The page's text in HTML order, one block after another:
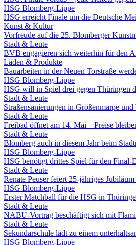
HSG Blomberg-Lippe
HSG erreicht Finale um die Deutsche
Kunst & Kultur
Vorfreude auf die 25. Blomberger
Stadt & Leute
BVB engagieren sich weiterhin für den
Läden & Produkte
Bauarbeiten in der Neuen Torstraße
HSG Blomberg-Lippe
HSG will in Spiel drei gegen Thüringen
Stadt & Leute
Straßensanierungen in Großenmarpe und
Stadt & Leute
Freibad öffnet am 14. Mai – Preise
Stadt & Leute
Blomberg auch in diesem Jahr beim
HSG Blomberg-Lippe
HSG benötigt drittes Spiel für den Final-
Stadt & Leute
Renate Peuser feiert 25-jähriges
HSG Blomberg-Lippe
Erster Matchball für die HSG in
Stadt & Leute
NABU-Vortrag beschäftigt sich mit
Stadt & Leute
Sekundarschule lädt zu einem
HSG Blomberg-Lippe